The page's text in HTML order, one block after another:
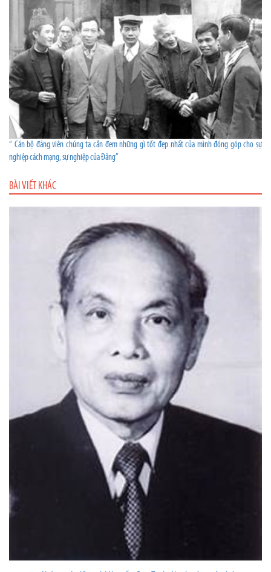
“ Cán bộ đảng viên chúng ta cần đem những gì tốt đẹp nhất của mình đóng góp cho sự
nghiệp cách mạng, sự nghiệp của Đảng”
BÀI VIẾT KHÁC